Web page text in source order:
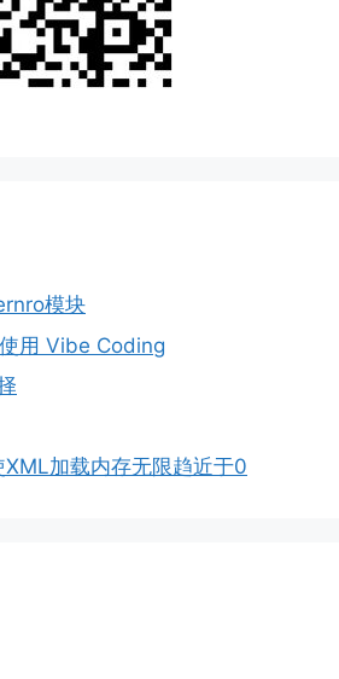
模块
用 Vibe Coding
加载内存无限趋近于0